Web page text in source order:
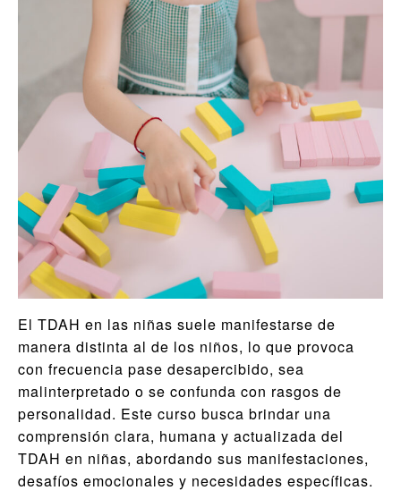
El TDAH en las niñas suele manifestarse de
manera distinta al de los niños, lo que provoca
con frecuencia pase desapercibido, sea
malinterpretado o se confunda con rasgos de
personalidad. Este curso busca brindar una
comprensión clara, humana y actualizada del
TDAH en niñas, abordando sus manifestaciones,
desafíos emocionales y necesidades específicas.